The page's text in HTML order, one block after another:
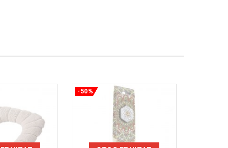
-50%